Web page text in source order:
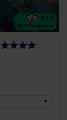
4.7/5
3826 hodnocení